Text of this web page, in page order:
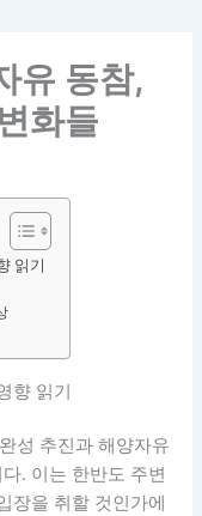
유 동참,
화들
읽기
향 읽기
성 추진과 해양자유
. 이는 한반도 주변
장을 취할 것인가에